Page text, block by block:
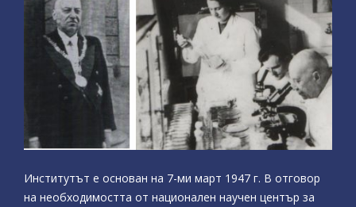
Институтът е основан на 7-ми март 1947 г. В отговор
на необходимостта от национален научен център за